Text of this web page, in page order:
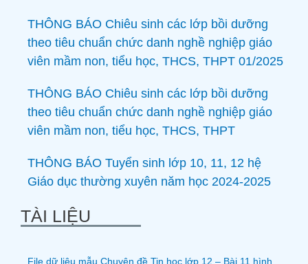
THÔNG BÁO Chiêu sinh các lớp bồi dưỡng
theo tiêu chuẩn chức danh nghề nghiệp giáo
viên mầm non, tiểu học, THCS, THPT 01/2025
THÔNG BÁO Chiêu sinh các lớp bồi dưỡng
theo tiêu chuẩn chức danh nghề nghiệp giáo
viên mầm non, tiểu học, THCS, THPT
THÔNG BÁO Tuyển sinh lớp 10, 11, 12 hệ
Giáo dục thường xuyên năm học 2024-2025
TÀI LIỆU
File dữ liệu mẫu Chuyên đề Tin học lớp 12 – Bài 11 hình